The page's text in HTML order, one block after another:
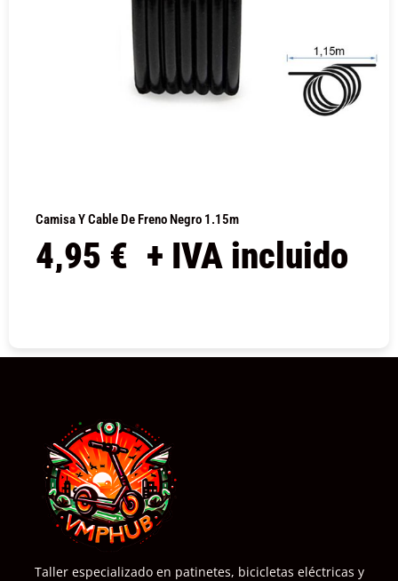
Camisa Y Cable De Freno Negro 1.15m
4,95 € + IVA incluido
Taller especializado en patinetes, bicicletas eléctricas y